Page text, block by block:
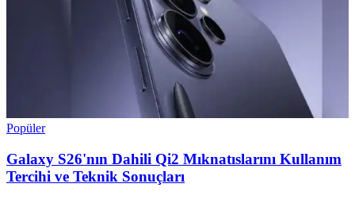
Popüler
Galaxy S26'nın Dahili Qi2 Mıknatıslarını Kullanım
Tercihi ve Teknik Sonuçları